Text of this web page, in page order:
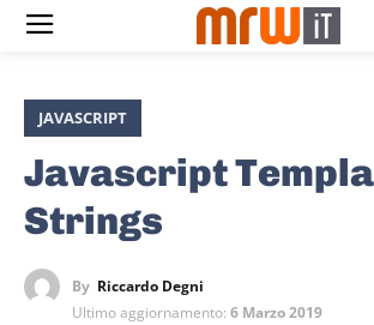
JAVASCRIPT
Javascript
Strings
By Riccardo Degni
Ultimo aggiornamento: 6 Marzo 2019